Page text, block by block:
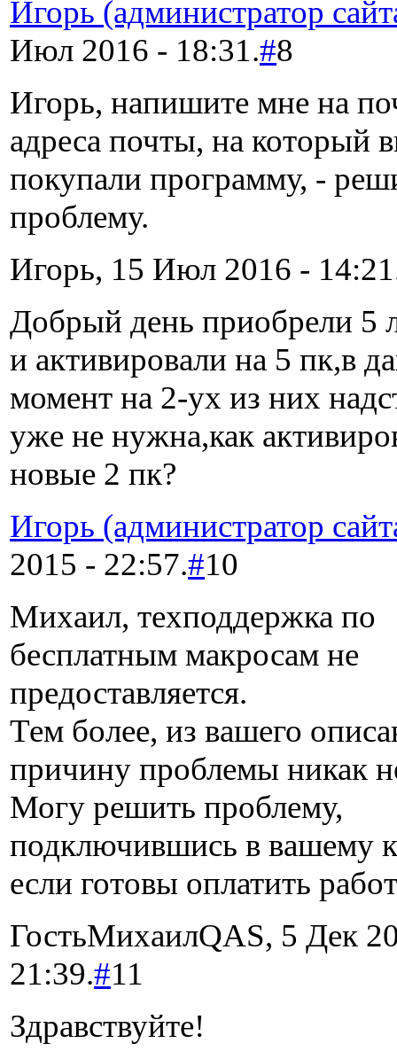
Игорь (администратор
Июл 2016 - 18:31.#8
Игорь, напишите мне на
адреса почты, на который
покупали программу, -
проблему.
Игорь, 15 Июл 2016 -
Добрый день приобрели 5
и активировали на 5 пк,в
момент на 2-ух из них
уже не нужна,как
новые 2 пк?
Игорь (администратор
2015 - 22:57.#10
Михаил, техподдержка по
бесплатным макросам не
предоставляется.
Тем более, из вашего
причину проблемы никак
Могу решить проблему,
подключившись в вашему
если готовы оплатить
ГостьМихаилQAS, 5 Дек
21:39.#11
Здравствуйте!